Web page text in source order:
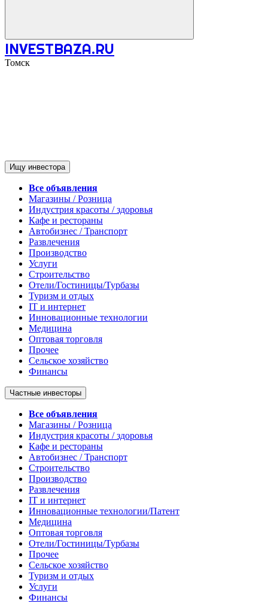
INVESTBAZA.RU
Томск
Ищу инвестора
Все объявления
Магазины / Розница
Индустрия красоты / здоровья
Кафе и рестораны
Автобизнес / Транспорт
Развлечения
Производство
Услуги
Строительство
Отели/Гостиницы/Турбазы
Туризм и отдых
IT и интернет
Инновационные технологии
Медицина
Оптовая торговля
Прочее
Сельское хозяйство
Финансы
Частные инвесторы
Все объявления
Магазины / Розница
Индустрия красоты / здоровья
Кафе и рестораны
Автобизнес / Транспорт
Строительство
Производство
Развлечения
IT и интернет
Инновационные технологии/Патент
Медицина
Оптовая торговля
Отели/Гостиницы/Турбазы
Прочее
Сельское хозяйство
Туризм и отдых
Услуги
Финансы